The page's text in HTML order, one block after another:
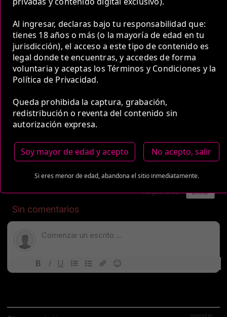
Al ingresar, declaras bajo tu responsabilidad que:
tienes 18 años o más (o la mayoría de edad en tu
jurisdicción), el acceso a este tipo de contenido es
legal donde te encuentras, y accedes de forma
voluntaria y aceptas los Términos y Condiciones y la
Política de Privacidad.
Queda prohibida la captura, grabación,
redistribución o reventa del contenido sin
autorización expresa.
Soy mayor de edad y acepto No acepto, salir
Si eres menor de edad, abandona el sitio inmediatamente.
5 Horas
COP 1,000,000.00
Estas tarifas incluyen transporte y preservativos
Medio de Pago: